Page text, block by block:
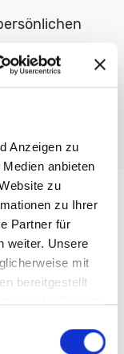
Anzeigen zu
anbieten
zu
zu Ihrer
Partner für
weiter. Unsere
mit
bereitgestellt
der Dienste